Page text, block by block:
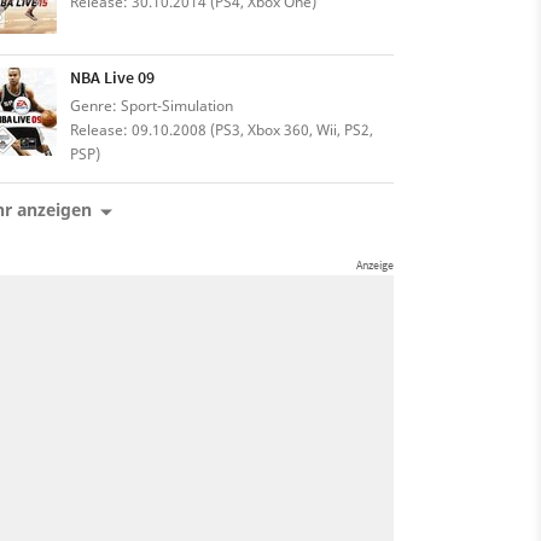
NBA Live 09
Genre: Sport-Simulation
Release: 09.10.2008 (PS3, Xbox 360, Wii, PS2,
PSP)
anzeigen